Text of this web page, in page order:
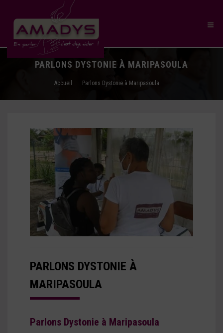
PARLONS DYSTONIE À MARIPASOULA
Accueil Parlons Dystonie à Maripasoula
PARLONS DYSTONIE À
MARIPASOULA
Parlons Dystonie à Maripasoula